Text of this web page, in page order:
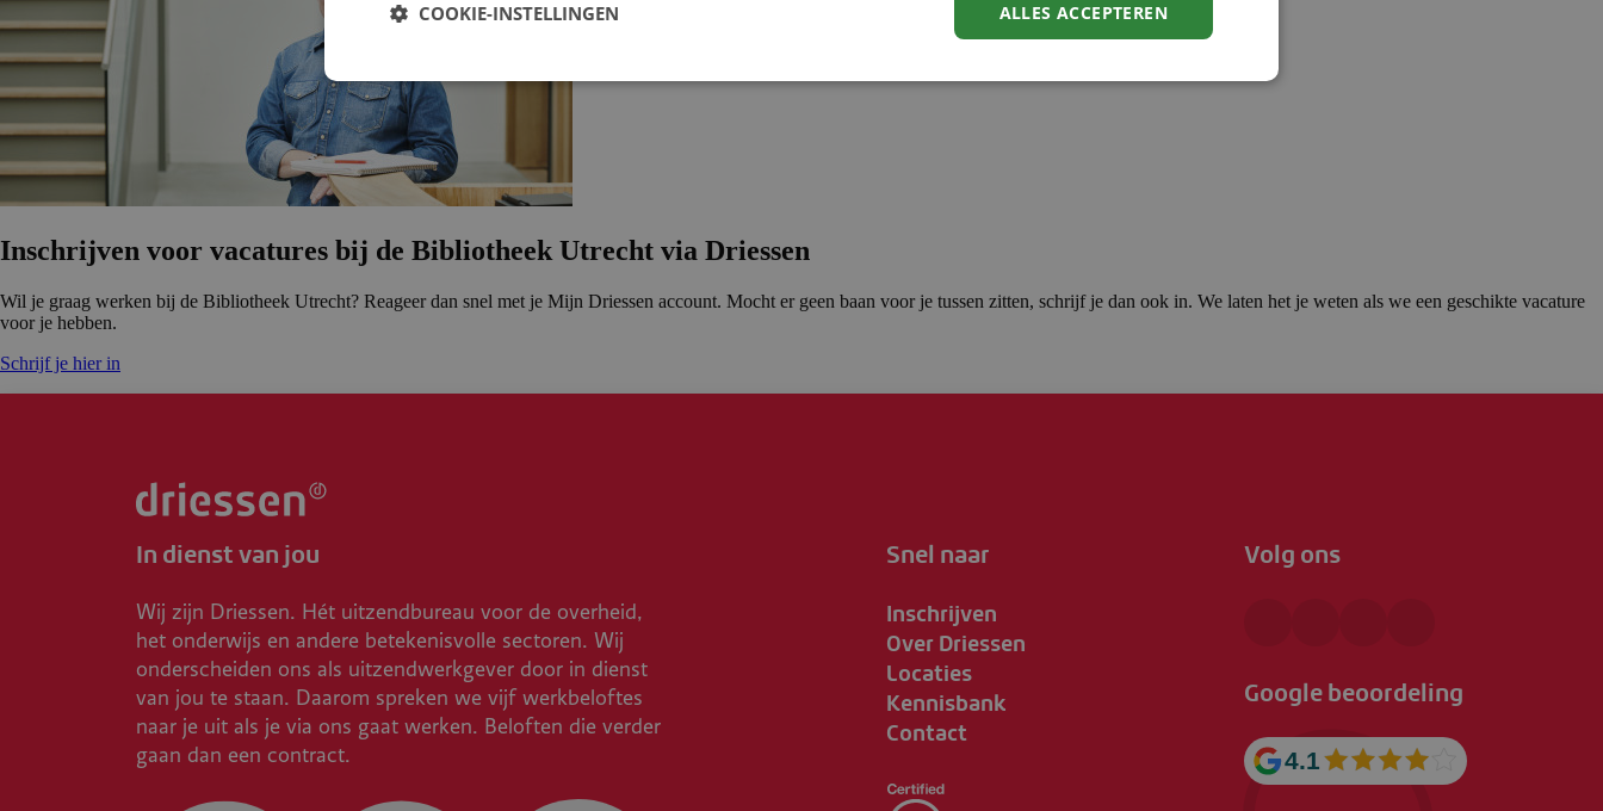
Inschrijven voor vacatures bij de Bibliotheek Utrecht via Driessen
Wil je graag werken bij de Bibliotheek Utrecht? Reageer dan snel met je Mijn Driessen account. Mocht er geen baan voor je tussen zitten, schrijf je dan ook in. We laten het je weten als we een geschikte vacature
voor je hebben.
Schrijf je hier in
In dienst van jou
Wij zijn Driessen. Hét uitzendbureau voor de overheid,
het onderwijs en andere betekenisvolle sectoren. Wij
onderscheiden ons als uitzendwerkgever door in dienst
van jou te staan. Daarom spreken we vijf werkbeloftes
naar je uit als je via ons gaat werken. Beloften die verder
gaan dan een contract.
Snel naar
Inschrijven
Over Driessen
Locaties
Kennisbank
Contact
Volg ons
Google beoordeling
4.1
ALLES ACCEPTEREN
COOKIE-INSTELLINGEN